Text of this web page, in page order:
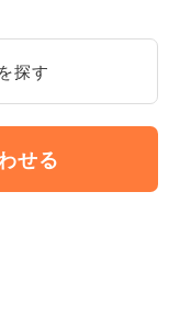
探す
せる